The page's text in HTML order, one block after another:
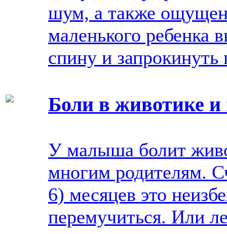
шум, а также
маленького ребенка
спину и запрокинуть
Боли в животике и
У малыша болит
многим родителям.
6) месяцев это
перемучиться. Или